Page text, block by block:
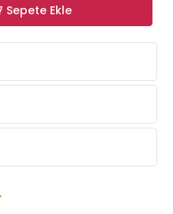
Sepete Ekle